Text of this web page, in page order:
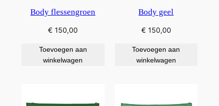
Body flessengroen
€ 150,00
Toevoegen aan
winkelwagen
Body geel
€ 150,00
Toevoegen aan
winkelwagen